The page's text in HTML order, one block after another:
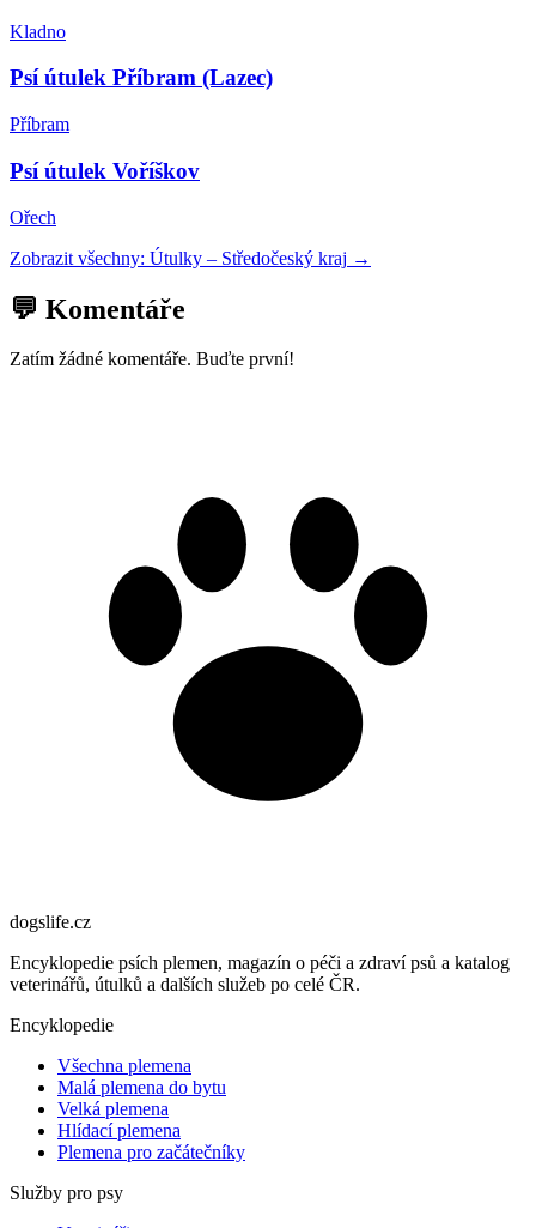
Kladno
Psí útulek Příbram (Lazec)
Příbram
Psí útulek Voříškov
Ořech
Zobrazit všechny: Útulky – Středočeský kraj →
💬 Komentáře
Zatím žádné komentáře. Buďte první!
dogslife.cz
Encyklopedie psích plemen, magazín o péči a zdraví psů a katalog
veterinářů, útulků a dalších služeb po celé ČR.
Encyklopedie
Všechna plemena
Malá plemena do bytu
Velká plemena
Hlídací plemena
Plemena pro začátečníky
Služby pro psy